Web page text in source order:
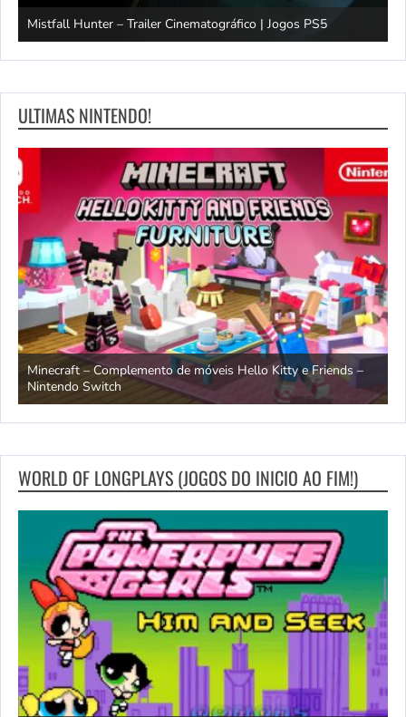
Mistfall Hunter – Trailer Cinematográfico | Jogos PS5
ULTIMAS NINTENDO!
Minecraft – Complemento de móveis Hello Kitty e Friends –
Nintendo Switch
WORLD OF LONGPLAYS (JOGOS DO INICIO AO FIM!)